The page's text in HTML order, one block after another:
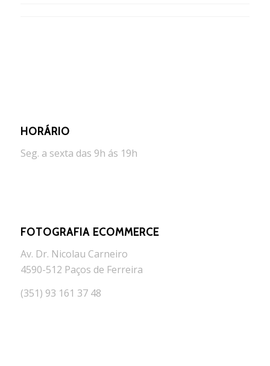
HORÁRIO
Seg. a sexta das 9h ás 19h
FOTOGRAFIA ECOMMERCE
Av. Dr. Nicolau Carneiro
4590-512 Paços de Ferreira
(351) 93 161 37 48